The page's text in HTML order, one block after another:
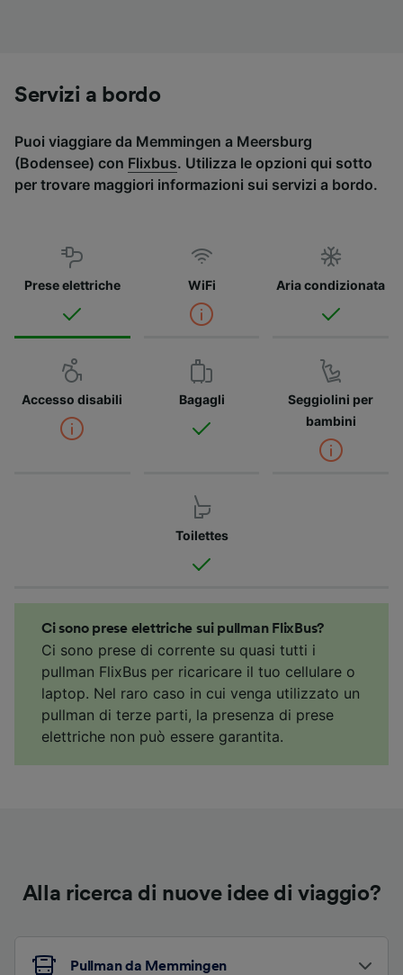
Servizi a bordo
Puoi viaggiare da Memmingen a Meersburg
(Bodensee) con Flixbus. Utilizza le opzioni qui sotto
per trovare maggiori informazioni sui servizi a bordo.
Prese elettriche WiFi Aria condizionata
Accesso disabili Bagagli
Seggiolini per
bambini
Toilettes
Ci sono prese elettriche sui pullman FlixBus?
Ci sono prese di corrente su quasi tutti i
pullman FlixBus per ricaricare il tuo cellulare o
laptop. Nel raro caso in cui venga utilizzato un
pullman di terze parti, la presenza di prese
elettriche non può essere garantita.
Alla ricerca di nuove idee di viaggio?
Pullman da Memmingen